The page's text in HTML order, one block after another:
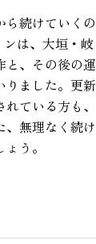
ら続けていくの
は、大垣・岐
と、その後の運
りました。更新
ている方も、
、無理なく続け
う。